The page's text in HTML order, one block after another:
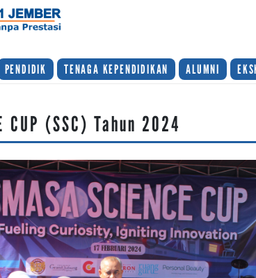
PENDIDIK TENAGA KEPENDIDIKAN ALUMNI
CUP (SSC) Tahun 2024